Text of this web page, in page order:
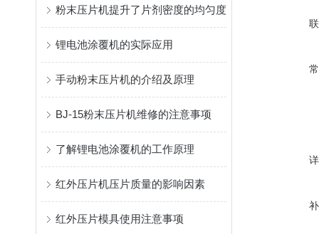
粉末压片机提升了片剂密度的均匀度
锂电池涂覆机的实际应用
手动粉末压片机的介绍及原理
BJ-15粉末压片机维修的注意事项
了解锂电池涂覆机的工作原理
红外压片机压片质量的影响因素
红外压片模具使用注意事项